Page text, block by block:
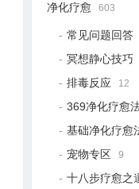
净化疗愈 603
常见问题回答
冥想静心技巧
排毒反应 12
369净化疗愈
基础净化疗愈
宠物专区 9
十八步疗愈之